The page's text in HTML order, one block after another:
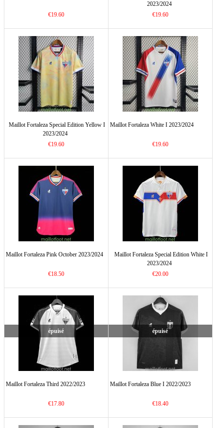
€19.60
2023/2024
€19.60
Maillot Fortaleza Special Edition Yellow I
2023/2024
€19.60
Maillot Fortaleza White I 2023/2024
€19.60
Maillot Fortaleza Pink October 2023/2024
€18.50
Maillot Fortaleza Special Edition White I
2023/2024
€20.00
épuisé
Maillot Fortaleza Third 2022/2023
€17.80
épuisé
Maillot Fortaleza Blue I 2022/2023
€18.40